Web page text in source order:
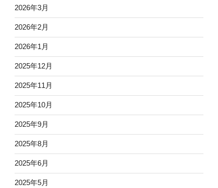
2026年3月
2026年2月
2026年1月
2025年12月
2025年11月
2025年10月
2025年9月
2025年8月
2025年6月
2025年5月